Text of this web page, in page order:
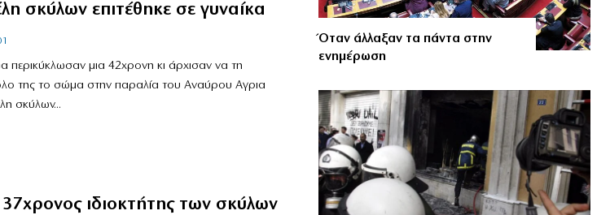
σκύλων επιτέθηκε σε γυναίκα
περικύκλωσαν μια 42χρονη κι άρχισαν να τη
της το σώμα στην παραλία του Αναύρου Αγρια
σκύλων...
ιδιοκτήτης των σκύλων
Όταν άλλαξαν τα πάντα στην
ενημέρωση